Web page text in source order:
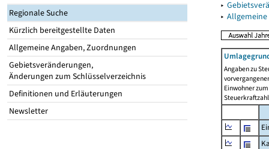
Regionale Suche
Kürzlich bereitgestellte Daten
Allgemeine Angaben, Zuordnungen
Gebietsveränderungen,
Änderungen zum Schlüsselverzeichnis
Definitionen und Erläuterungen
Newsletter
▸
▸
Angaben zu
Einwohner